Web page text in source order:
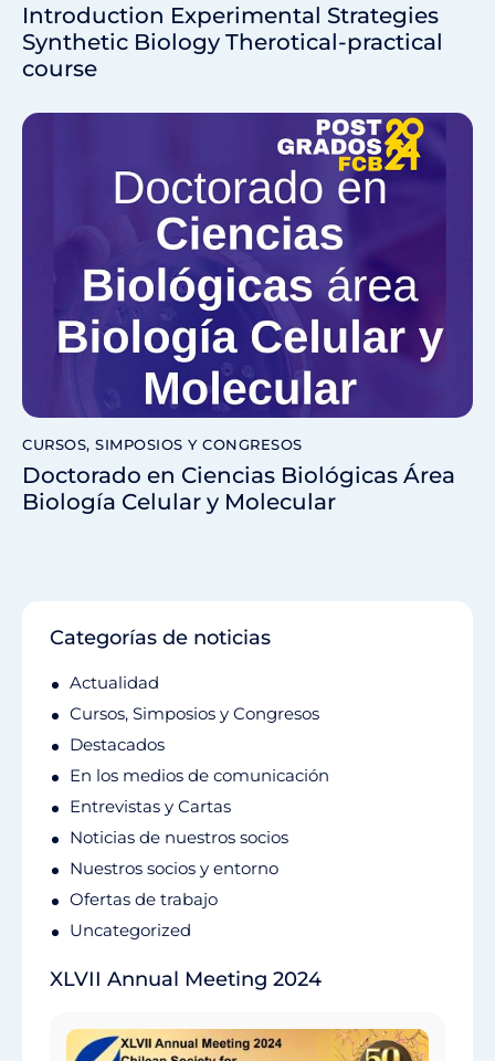
Introduction Experimental Strategies
Synthetic Biology Therotical-practical
course
CURSOS, SIMPOSIOS Y CONGRESOS
Doctorado en Ciencias Biológicas Área
Biología Celular y Molecular
Categorías de noticias
Actualidad
Cursos, Simposios y Congresos
Destacados
En los medios de comunicación
Entrevistas y Cartas
Noticias de nuestros socios
Nuestros socios y entorno
Ofertas de trabajo
Uncategorized
XLVII Annual Meeting 2024